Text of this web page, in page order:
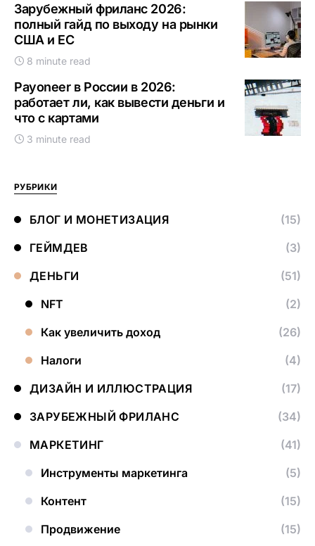
Зарубежный фриланс 2026:
полный гайд по выходу на рынки
США и ЕС
8 minute read
Payoneer в России в 2026:
работает ли, как вывести деньги и
что с картами
3 minute read
РУБРИКИ
БЛОГ И МОНЕТИЗАЦИЯ
(15)
ГЕЙМДЕВ
(3)
ДЕНЬГИ
(51)
NFT
(2)
Как увеличить доход
(26)
Налоги
(4)
ДИЗАЙН И ИЛЛЮСТРАЦИЯ
(17)
ЗАРУБЕЖНЫЙ ФРИЛАНС
(34)
МАРКЕТИНГ
(41)
Инструменты маркетинга
(5)
Контент
(15)
Продвижение
(15)